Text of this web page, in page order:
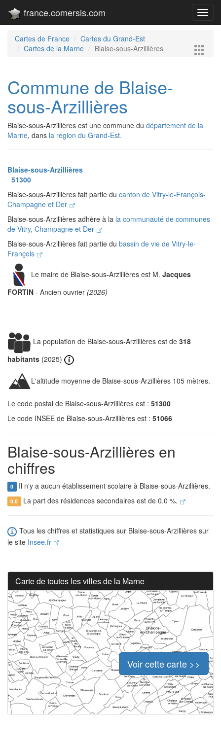
france.comersis.com
Cartes de France
Cartes du Grand-Est
Cartes de la Marne
Blaise-sous-Arzillières
Commune de Blaise-
sous-Arzillières
Blaise-sous-Arzillières est une commune du département de la
Marne, dans la région du Grand-Est.
Blaise-sous-Arzillières
51300
Blaise-sous-Arzillières fait partie du canton de Vitry-le-François-
Champagne et Der
Blaise-sous-Arzillières adhère à la la communauté de communes
de Vitry, Champagne et Der
Blaise-sous-Arzillières fait partie du bassin de vie de Vitry-le-
François
Le maire de Blaise-sous-Arzillières est M. Jacques
FORTIN - Ancien ouvrier (2026)
La population de Blaise-sous-Arzillières est de 318
habitants (2025)
L'altitude moyenne de Blaise-sous-Arzillières 105 mètres.
Le code postal de Blaise-sous-Arzillières est : 51300
Le code INSEE de Blaise-sous-Arzillières est : 51066
Blaise-sous-Arzillières en
chiffres
0 Il n'y a aucun établissement scolaire à Blaise-sous-Arzillières.
0.0 La part des résidences secondaires est de 0.0 %.
Tous les chiffres et statistiques sur Blaise-sous-Arzillières sur
le site Insee.fr
Carte de toutes les villes de la Marne
Voir cette carte >>